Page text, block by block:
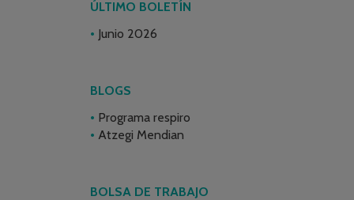
ÚLTIMO BOLETÍN
Junio 2026
BLOGS
Programa respiro
Atzegi Mendian
BOLSA DE TRABAJO